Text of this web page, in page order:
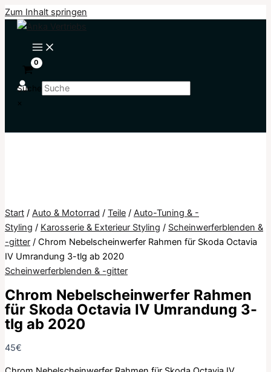
Zum Inhalt springen
Suche
×
Start / Auto & Motorrad / Teile / Auto-Tuning & -
Styling / Karosserie & Exterieur Styling / Scheinwerferblenden &
-gitter / Chrom Nebelscheinwerfer Rahmen für Skoda Octavia
IV Umrandung 3-tlg ab 2020
Scheinwerferblenden & -gitter
Chrom Nebelscheinwerfer Rahmen
für Skoda Octavia IV Umrandung 3-
tlg ab 2020
45€